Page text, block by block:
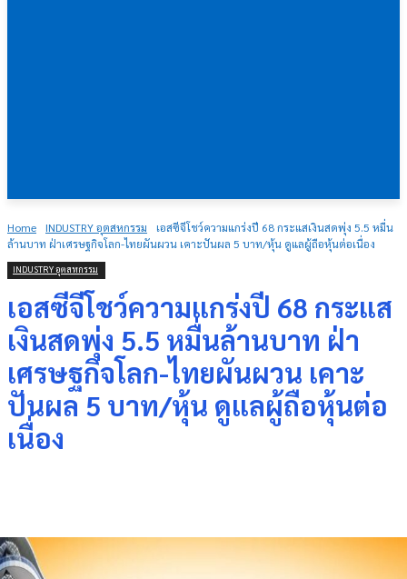
Home INDUSTRY อุตสหกรรม
เอสซีจีโชว์ความแกร่งปี 68 กระแสเงินสดพุ่ง 5.5 หมื่น
ล้านบาท ฝ่าเศรษฐกิจโลก-ไทยผันผวน เคาะปันผล 5 บาท/หุ้น ดูแลผู้ถือหุ้นต่อเนื่อง
INDUSTRY อุตสหกรรม
เอสซีจีโชว์ความแกร่งปี 68 กระแส
เงินสดพุ่ง 5.5 หมื่นล้านบาท ฝ่า
เศรษฐกิจโลก-ไทยผันผวน เคาะ
ปันผล 5 บาท/หุ้น ดูแลผู้ถือหุ้นต่อ
เนื่อง